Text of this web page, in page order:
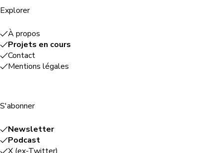
Explorer
À propos
Projets en cours
Contact
Mentions légales
S'abonner
Newsletter
Podcast
X (ex-Twitter)